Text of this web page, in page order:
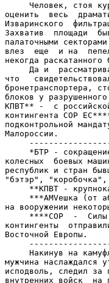
Человек, стоя
оценить  весь
Изваринского
Захватив  площади
палаточными
влез  еще  и на
некогда раскатанного
Да и
что
бронетранспортера,
блоков у
КПВТ** -  с
контингента СОР
подконтрольной
Малороссии.
*БТР -
колесных  боевых
республик и стран
"бэтэр",
**КПВТ -
***AMVешка (от
на вооружении
****СОР  -
контингенты
Восточной Европы.
Накинув на
мужчина наслаждался
исподволь, следил за
внутренних войск  на